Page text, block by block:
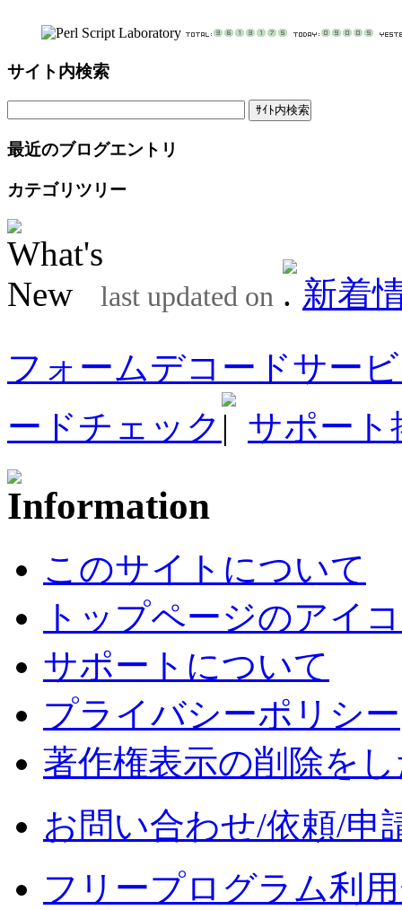
サイト内検索
最近のブログエントリ
カテゴリツリー
last updated on
新着
フォームデコードサー
ードチェック
サポート
このサイトについて
トップページのアイ
サポートについて
プライバシーポリシー
著作権表示の削除を
お問い合わせ/依頼/申
フリープログラム利